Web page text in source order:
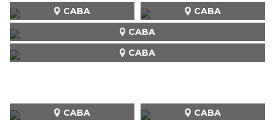
CABA
CABA CABA
CABA
CABA
CABA